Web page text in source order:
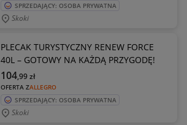
SPRZEDAJĄCY: OSOBA PRYWATNA
Skoki
PLECAK TURYSTYCZNY RENEW FORCE
40L – GOTOWY NA KAŻDĄ PRZYGODĘ!
OFERTA ZALLEGRO
104,99zł
SPRZEDAJĄCY: OSOBA PRYWATNA
Skoki